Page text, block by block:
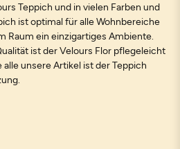
Teppich und in vielen Farben und
ist optimal für alle Wohnbereiche
Raum ein einzigartiges Ambiente.
ist der Velours Flor pflegeleicht
unsere Artikel ist der Teppich